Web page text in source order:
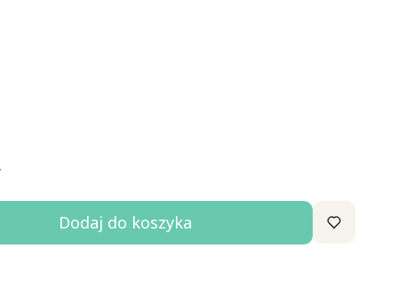
Dodaj do koszyka